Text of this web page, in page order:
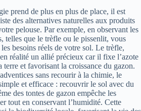
prend de plus en plus de place, il est
des alternatives naturelles aux produits
pelouse. Par exemple, en observant les
telles que le trèfle ou le pissenlit, vous
besoins réels de votre sol. Le trèfle,
réalité un allié précieux car il fixe l’azote
terre et favorisant la croissance du gazon.
sans recourir à la chimie, le
et efficace : recouvrir le sol avec du
des tontes de gazon empêche les
tout en conservant l’humidité. Cette